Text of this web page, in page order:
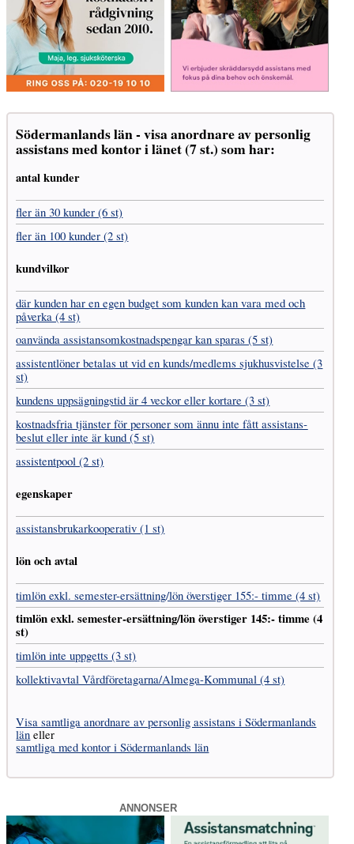
Södermanlands län - visa anordnare av personlig
assistans med kontor i länet (7 st.) som har:
antal kunder
fler än 30 kunder (6 st)
fler än 100 kunder (2 st)
kundvilkor
där kunden har en egen budget som kunden kan vara med och
påverka (4 st)
oanvända assistans­omkostnads­pengar kan sparas (5 st)
assistent­löner betalas ut vid en kunds/medlems sjukhus­vistelse (3
st)
kundens uppsägnings­tid är 4 veckor eller kortare (3 st)
kostnads­fria tjänster för personer som ännu inte fått assistans­
beslut eller inte är kund (5 st)
assistentpool (2 st)
egenskaper
assistans­brukar­kooperativ (1 st)
lön och avtal
timlön exkl. semester-ersättning/lön överstiger 155:- timme (4 st)
timlön exkl. semester-ersättning/lön överstiger 145:- timme (4
st)
timlön inte uppgetts (3 st)
kollektivavtal Vård­företagarna­/­Almega-Kommunal (4 st)
Visa samtliga anordnare av personlig assistans i Södermanlands
län eller
samtliga med kontor i Södermanlands län
ANNONSER